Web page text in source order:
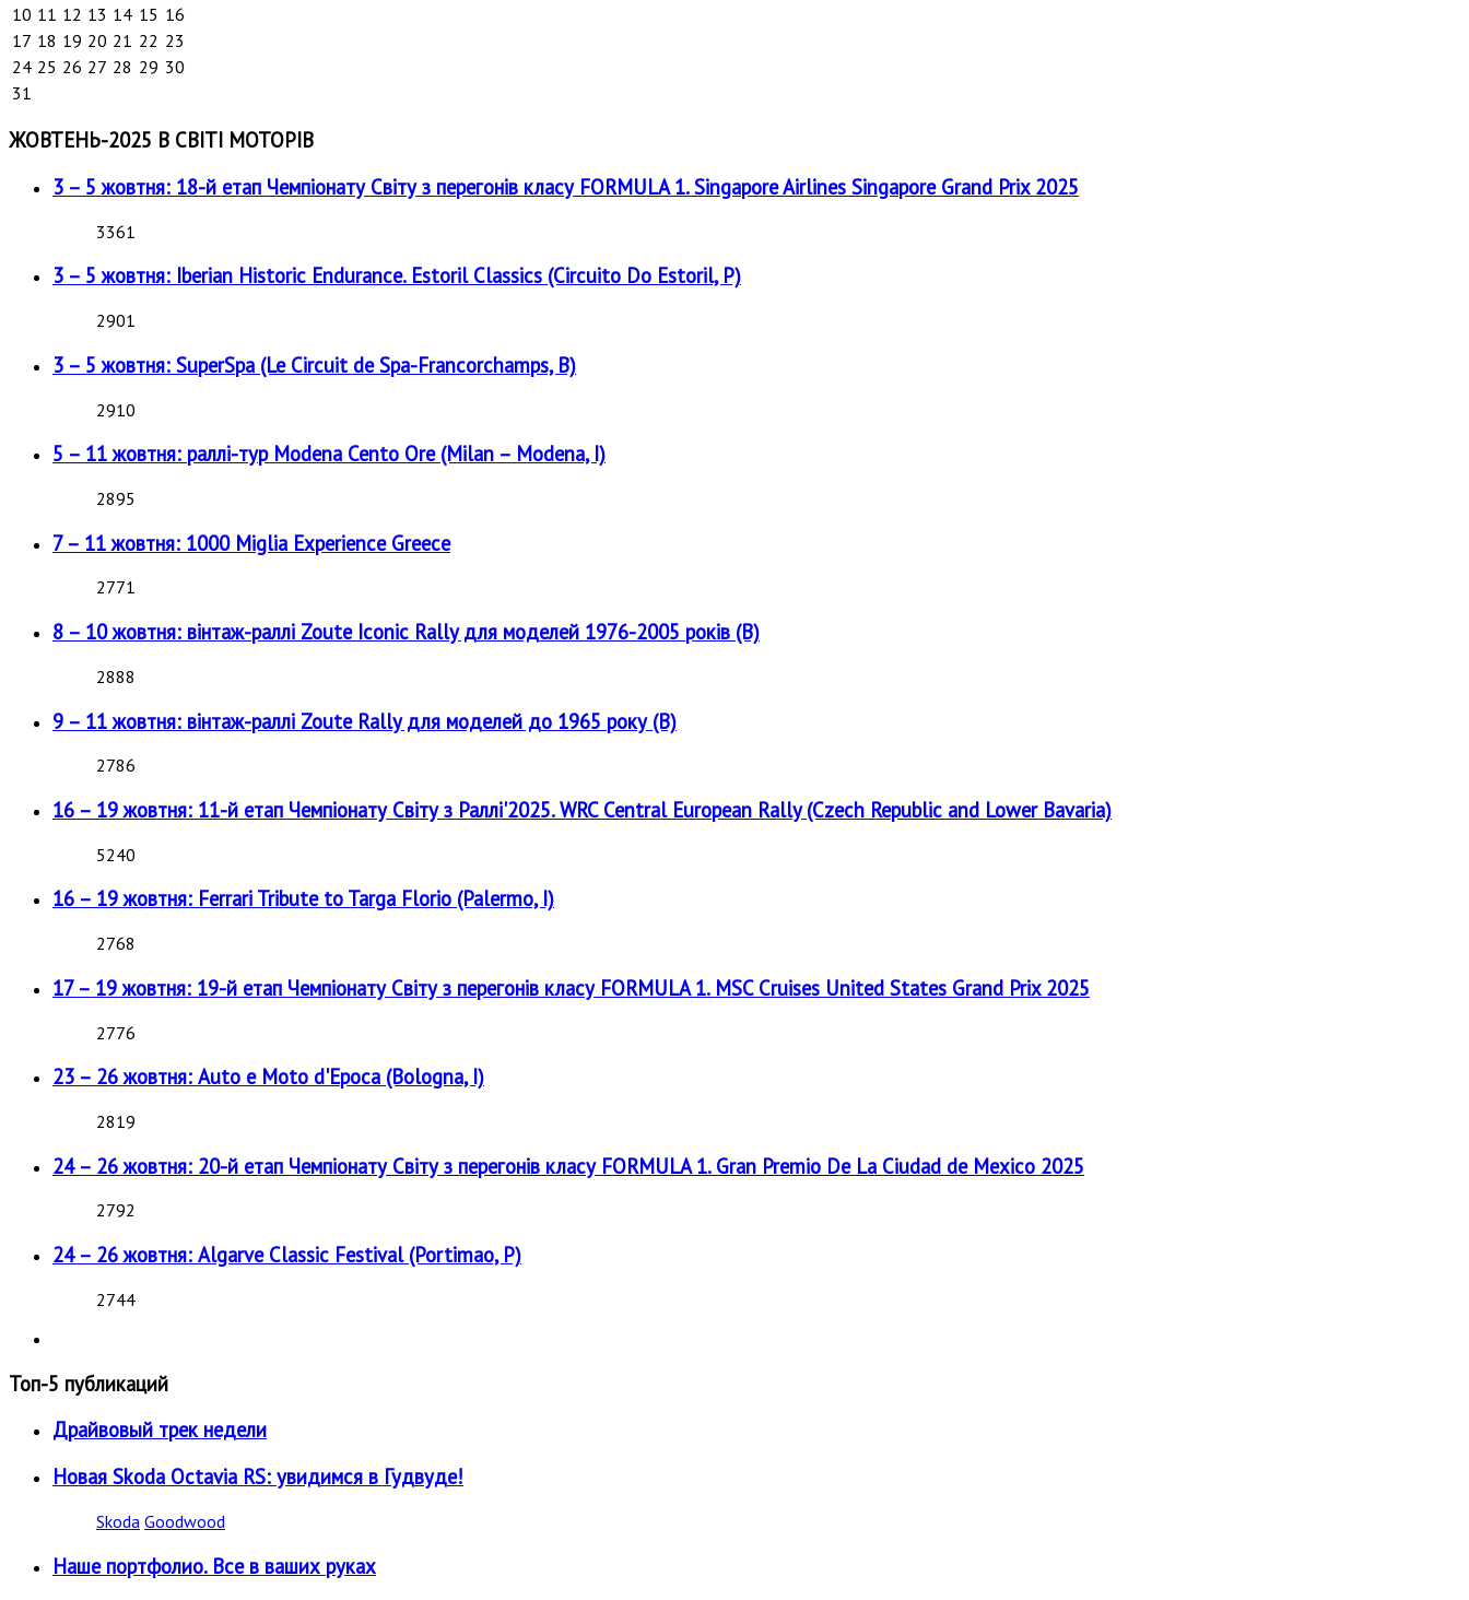
10 11 12 13 14 15 16
17 18 19 20 21 22 23
24 25 26 27 28 29 30
31
ЖОВТЕНЬ-2025 В СВІТІ МОТОРІВ
3 – 5 жовтня: 18-й етап Чемпіонату Світу з перегонів класу FORMULA 1. Singapore Airlines Singapore Grand Prix 2025
3361
3 – 5 жовтня: Iberian Historic Endurance. Estoril Classics (Circuito Do Estoril, P)
2901
3 – 5 жовтня: SuperSpa (Le Circuit de Spa-Francorchamps, B)
2910
5 – 11 жовтня: раллі-тур Modena Cento Ore (Milan – Modena, I)
2895
7 – 11 жовтня: 1000 Miglia Experience Greece
2771
8 – 10 жовтня: вінтаж-раллі Zoute Iconic Rally для моделей 1976-2005 років (B)
2888
9 – 11 жовтня: вінтаж-раллі Zoute Rally для моделей до 1965 року (B)
2786
16 – 19 жовтня: 11-й етап Чемпіонату Світу з Раллі'2025. WRC Central European Rally (Czech Republic and Lower Bavaria)
5240
16 – 19 жовтня: Ferrari Tribute to Targa Florio (Palermo, I)
2768
17 – 19 жовтня: 19-й етап Чемпіонату Світу з перегонів класу FORMULA 1. MSC Cruises United States Grand Prix 2025
2776
23 – 26 жовтня: Auto e Moto d'Epoca (Bologna, I)
2819
24 – 26 жовтня: 20-й етап Чемпіонату Світу з перегонів класу FORMULA 1. Gran Premio De La Ciudad de Mexico 2025
2792
24 – 26 жовтня: Algarve Classic Festival (Portimao, P)
2744
Топ-5 публикаций
Драйвовый трек недели
Новая Skoda Octavia RS: увидимся в Гудвуде!
Skoda Goodwood
Наше портфолио. Все в ваших руках